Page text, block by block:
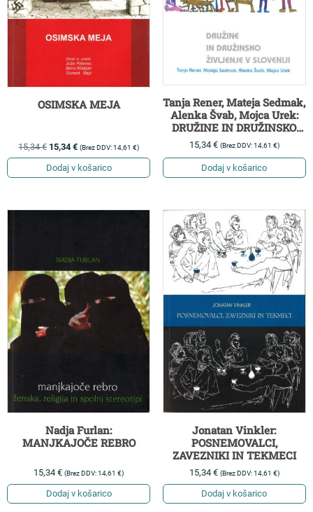
OSIMSKA MEJA
15,34€ 15,34€ (Brez DDV:14,61€)
Dodaj v košarico
Tanja Rener, Mateja Sedmak,
Alenka Švab, Mojca Urek:
DRUŽINE IN DRUŽINSKO
ŽIVLJENJE V SLOVENIJI
15,34 € (Brez DDV:14,61 €)
Dodaj v košarico
Nadja Furlan:
MANJKAJOČE REBRO
15,34€ (Brez DDV:14,61€)
Dodaj v košarico
Jonatan Vinkler:
POSNEMOVALCI,
ZAVEZNIKI IN TEKMECI
15,34 € (Brez DDV:14,61 €)
Dodaj v košarico